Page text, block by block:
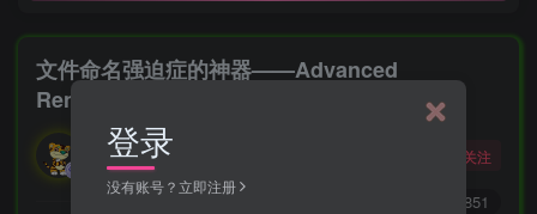
文件命名强迫症的神器——Advanced
Renamerv4.19 多语便携版
勇敢的大野狼
酒醒只在花前坐，酒醉还来花下眠。
关注
851
登录
没有账号？立即注册